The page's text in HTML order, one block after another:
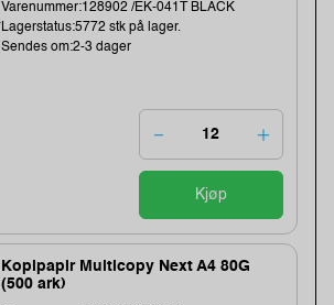
Varenummer:128902 /EK-041T BLACK
Lagerstatus:5772 stk på lager.
Sendes om:2-3 dager
Kjøp
Kopipapir Multicopy Next A4 80G
(500 ark)